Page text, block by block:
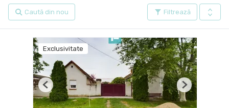
Filtrează
Caută din nou
Exclusivitate
Previous Next